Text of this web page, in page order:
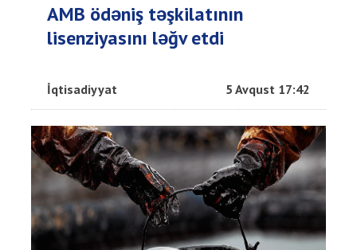
AMB ödəniş təşkilatının
lisenziyasını ləğv etdi
İqtisadiyyat 5 Avqust 17:42